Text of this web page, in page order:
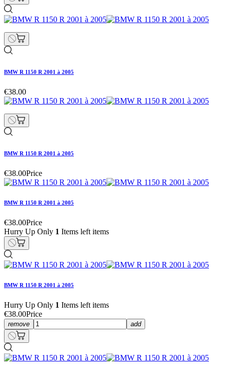
BMW R 1150 R 2001 à 2005
€38.00
BMW R 1150 R 2001 à 2005
€38.00Price
BMW R 1150 R 2001 à 2005
€38.00Price
Hurry Up Only 1 Items left items
BMW R 1150 R 2001 à 2005
Hurry Up Only 1 Items left items
€38.00Price
remove add